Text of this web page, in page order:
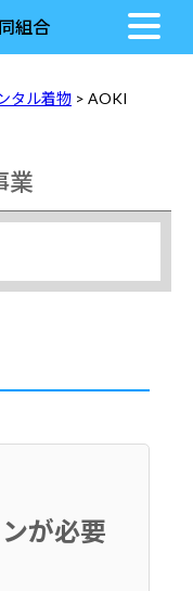
組合
タル着物 > AOKI
業
が必要